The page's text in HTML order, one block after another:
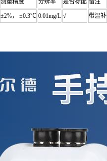
测量精度 分辨率 是否标配 备注
±2%， ±0.3℃ 0.01mg/L √ 带温补